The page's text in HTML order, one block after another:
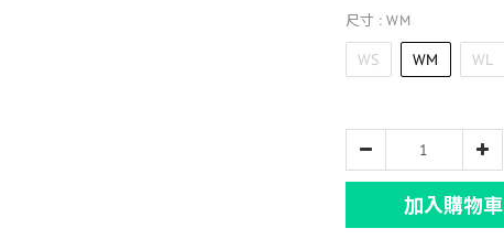
尺寸 : WM
WS WM WL
加入購物車